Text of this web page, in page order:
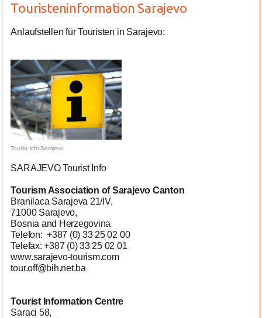
Touristeninformation Sarajevo
Anlaufstellen für Touristen in Sarajevo:
Tourist Info Sarajevo
SARAJEVO Tourist Info
Tourism Association of Sarajevo Canton
Branilaca Sarajeva 21/IV,
71000 Sarajevo,
Bosnia and Herzegovina
Telefon: +387 (0) 33 25 02 00
Telefax: +387 (0) 33 25 02 01
www.sarajevo-tourism.com
tour.off@bih.net.ba
Tourist Information Centre
Saraci 58,